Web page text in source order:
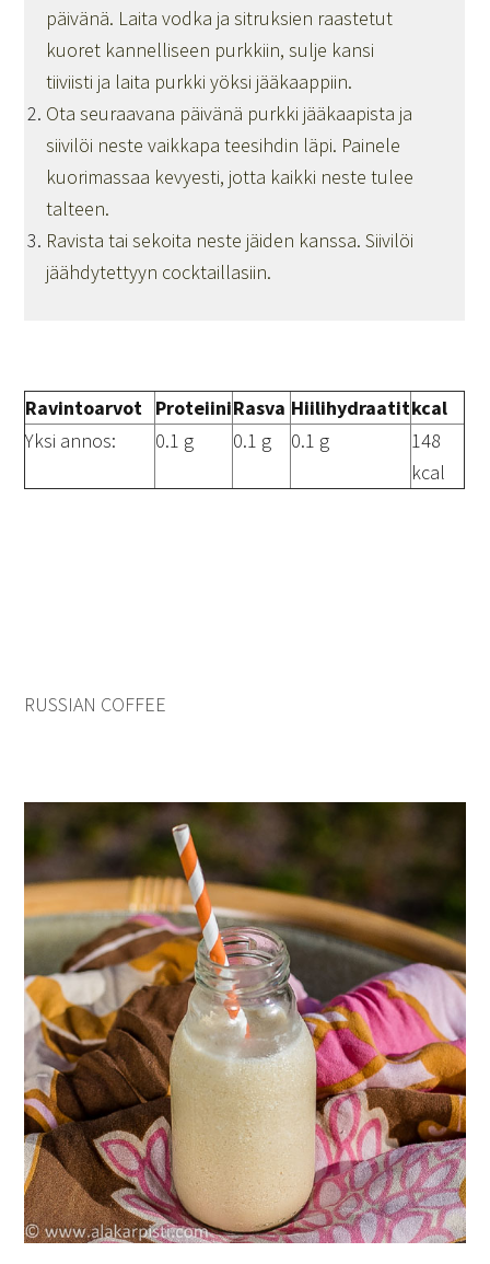
päivänä. Laita vodka ja sitruksien raastetut
kuoret kannelliseen purkkiin, sulje kansi
tiiviisti ja laita purkki yöksi jääkaappiin.
Ota seuraavana päivänä purkki jääkaapista ja
siivilöi neste vaikkapa teesihdin läpi. Painele
kuorimassaa kevyesti, jotta kaikki neste tulee
talteen.
Ravista tai sekoita neste jäiden kanssa. Siivilöi
jäähdytettyyn cocktaillasiin.
Ravintoarvot ProteiiniRasva Hiilihydraatitkcal
Yksi annos:
0.1 g 0.1 g 0.1 g
148
kcal
RUSSIAN COFFEE